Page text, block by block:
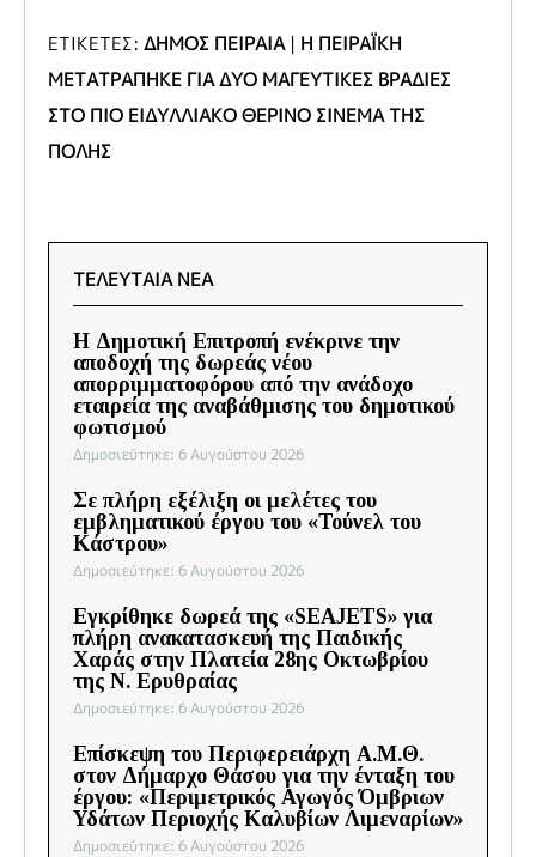
ΕΤΙΚΕΤΕΣ: ΔΗΜΟΣ ΠΕΙΡΑΙΑ| Η ΠΕΙΡΑΪΚΗ
ΜΕΤΑΤΡΑΠΗΚΕ ΓΙΑ ΔΥΟ ΜΑΓΕΥΤΙΚΕΣ ΒΡΑΔΙΕΣ
ΣΤΟ ΠΙΟ ΕΙΔΥΛΛΙΑΚΟ ΘΕΡΙΝΟ ΣΙΝΕΜΑ ΤΗΣ
ΠΟΛΗΣ
ΤΕΛΕΥΤΑΙΑ ΝΕΑ
Η Δημοτική Επιτροπή ενέκρινε την
αποδοχή της δωρεάς νέου
απορριμματοφόρου από την ανάδοχο
εταιρεία της αναβάθμισης του δημοτικού
φωτισμού
Δημοσιεύτηκε: 6 Αυγούστου 2026
Σε πλήρη εξέλιξη οι μελέτες του
εμβληματικού έργου του «Τούνελ του
Κάστρου»
Δημοσιεύτηκε: 6 Αυγούστου 2026
Εγκρίθηκε δωρεά της «SEAJETS» για
πλήρη ανακατασκευή της Παιδικής
Χαράς στην Πλατεία 28ης Οκτωβρίου
της Ν. Ερυθραίας
Δημοσιεύτηκε: 6 Αυγούστου 2026
Επίσκεψη του Περιφερειάρχη Α.Μ.Θ.
στον Δήμαρχο Θάσου για την ένταξη του
έργου: «Περιμετρικός Αγωγός Όμβριων
Υδάτων Περιοχής Καλυβίων Λιμεναρίων»
Δημοσιεύτηκε: 6 Αυγούστου 2026